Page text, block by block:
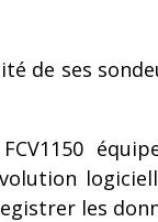
de ses
les